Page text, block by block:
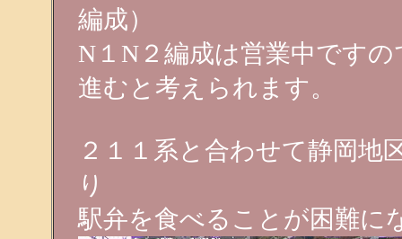
編成）
N１N２編成は営業中です
進むと考えられます。
２１１系と合わせて静岡地
り
駅弁を食べることが困難に